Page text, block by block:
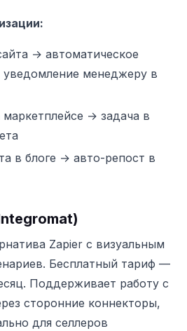
→ автоматическое
уведомление менеджеру в
→ задача в
в блоге → авто-репост в
Zapier с визуальным
Бесплатный тариф —
Поддерживает работу с
сторонние коннекторы,
для селлеров